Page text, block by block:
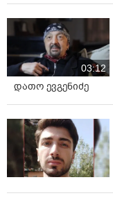
03:12
დათო ევგენიძე